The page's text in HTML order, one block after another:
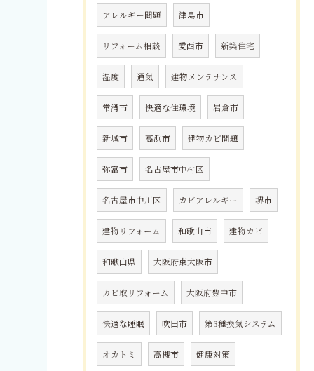
アレルギー問題 津島市
リフォーム相談 愛西市 新築住宅
湿度 通気 建物メンテナンス
常滑市 快適な住環境 岩倉市
新城市 高浜市 建物カビ問題
弥富市 名古屋市中村区
名古屋市中川区 カビアレルギー 堺市
建物リフォーム 和歌山市 建物カビ
和歌山県 大阪府東大阪市
カビ取リフォーム 大阪府豊中市
快適な睡眠 吹田市 第3種換気システム
オカトミ 高槻市 健康対策